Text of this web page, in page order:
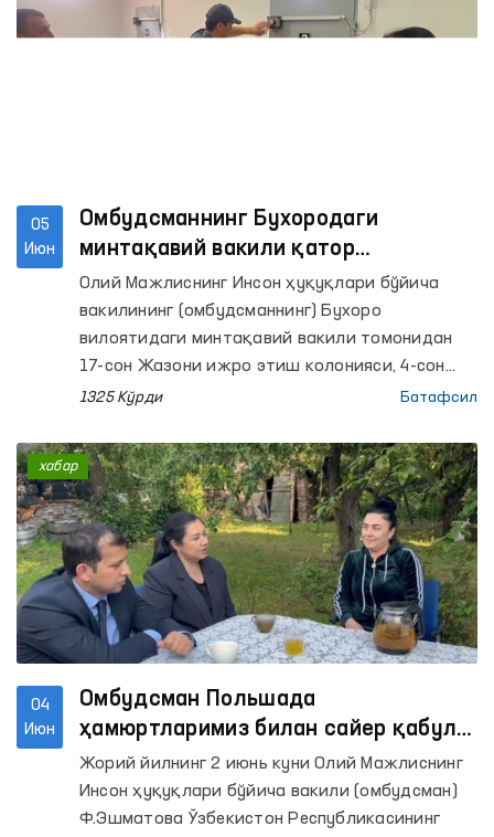
05
Июн
Омбудсманнинг Бухородаги
минтақавий вакили қатор
муассасаларда мониторинг ўтказди
Олий Мажлиснинг Инсон ҳуқуқлари бўйича
вакилининг (омбудсманнинг) Бухоро
вилоятидаги минтақавий вакили томонидан
17-сон Жазони ижро этиш колонияси, 4-сон
Тергов ҳибсхонаси, Қоракўл тумани ИИБ
Эркаклар мурувват уйи ҳамда Республика
ихтисослаштирилган руҳий саломатлик
илмий-амалий тиббиёт марказининг
психиатрия хизмати бўйича Бухоро вилоят
филиалига мониторинг ташрифлари амалга
оширилди.
1325 Кўрди Батафсил
04
Июн
Омбудсман Польшада
ҳамюртларимиз билан сайер қабул
ўтказди
Жорий йилнинг 2 июнь куни Олий Мажлиснинг
Инсон ҳуқуқлари бўйича вакили (омбудсман)
Ф.Эшматова Ўзбекистон Республикасининг
хабар